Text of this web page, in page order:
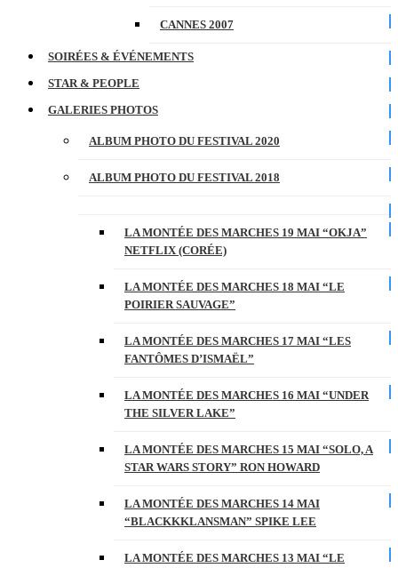
CANNES 2007
SOIRÉES & ÉVÉNEMENTS
STAR & PEOPLE
GALERIES PHOTOS
ALBUM PHOTO DU FESTIVAL 2020
ALBUM PHOTO DU FESTIVAL 2018
LA MONTÉE DES MARCHES 19 MAI “OKJA”
NETFLIX (CORÉE)
LA MONTÉE DES MARCHES 18 MAI “LE
POIRIER SAUVAGE”
LA MONTÉE DES MARCHES 17 MAI “LES
FANTÔMES D’ISMAËL”
LA MONTÉE DES MARCHES 16 MAI “UNDER
THE SILVER LAKE”
LA MONTÉE DES MARCHES 15 MAI “SOLO, A
STAR WARS STORY” RON HOWARD
LA MONTÉE DES MARCHES 14 MAI
“BLACKKKLANSMAN” SPIKE LEE
LA MONTÉE DES MARCHES 13 MAI “LE